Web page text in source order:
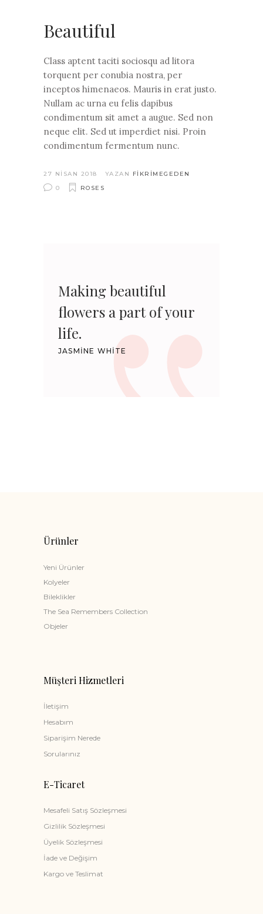
Beautiful
Class aptent taciti sociosqu ad litora
torquent per conubia nostra, per
inceptos himenaeos. Mauris in erat justo.
Nullam ac urna eu felis dapibus
condimentum sit amet a augue. Sed non
neque elit. Sed ut imperdiet nisi. Proin
condimentum fermentum nunc.
27 NISAN 2018 YAZAN
FIKRIMEGEDEN
0
ROSES
Making beautiful
flowers a part of your
life.
JASMINE WHITE
Ürünler
Yeni Ürünler
Kolyeler
Bileklikler
The Sea Remembers Collection
Objeler
Müşteri Hizmetleri
İletişim
Hesabım
Siparişim Nerede
Sorularınız
E-Ticaret
Mesafeli Satış Sözleşmesi
Gizlilik Sözleşmesi
Üyelik Sözleşmesi
İade ve Değişim
Kargo ve Teslimat